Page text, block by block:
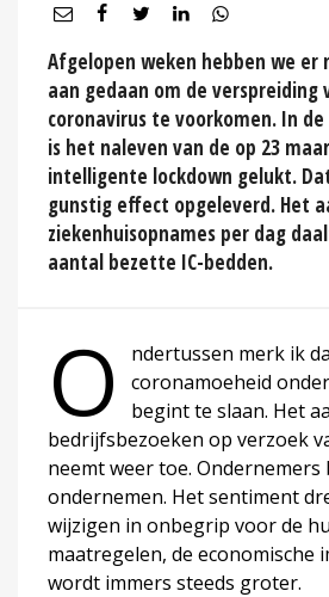
Afgelopen weken hebben we er
aan gedaan om de verspreiding
coronavirus te voorkomen. In
is het naleven van de op 23
intelligente lockdown gelukt.
gunstig effect opgeleverd. Het
ziekenhuisopnames per dag
aantal bezette IC-bedden.
O
ndertussen merk ik
coronamoeheid
begint te slaan. Het
bedrijfsbezoeken op verzoek
neemt weer toe. Ondernemers
ondernemen. Het sentiment
wijzigen in onbegrip voor de
maatregelen, de economische
wordt immers steeds groter.